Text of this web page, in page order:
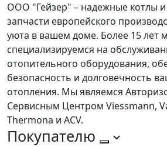
ООО "Гейзер" – надежные котлы и
запчасти европейского
уюта в вашем доме. Более 15 лет
специализируемся на
отопительного оборудования,
безопасность и долговечность
отопления. Мы являемся
Сервисным Центром Viessmann,
Thermona и ACV.
Покупателю